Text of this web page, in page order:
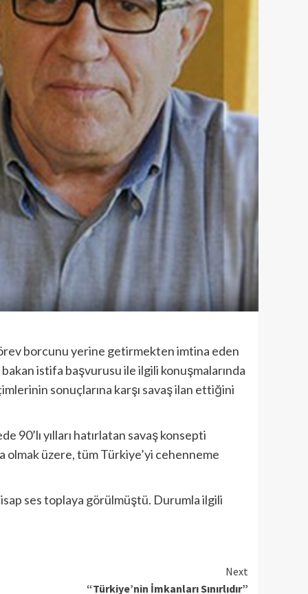
borcunu yerine getirmekten imtina eden
istifa başvurusu ile ilgili konuşmalarında
sonuçlarına karşı savaş ilan ettiğini
90’lı yılları hatırlatan savaş konsepti
olmak üzere, tüm Türkiye’yi cehenneme
ses toplaya görülmüştü. Durumla ilgili
Next
“Türkiye’nin İmkanları Sınırlıdır”